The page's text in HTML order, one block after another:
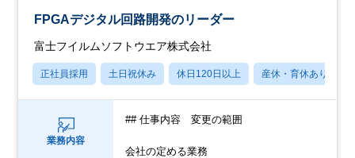
FPGAデジタル回路開発のリーダー
富士フイルムソフトウエア株式会社
正社員採用 土日祝休み 休日120日以上 産休・育休あり
業務内容
## 仕事内容 変更の範囲
会社の定める業務